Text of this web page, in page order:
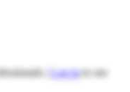
| Log into see